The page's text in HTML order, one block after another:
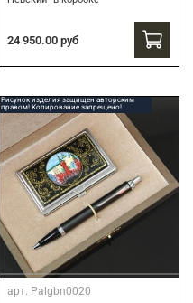
24 950.00 руб
Рисунок изделия защищен авторским
правом! Копирование запрещено!
арт. Palgbn0020